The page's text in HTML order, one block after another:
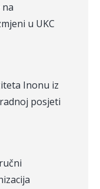
u UKC
Inonu iz
posjeti